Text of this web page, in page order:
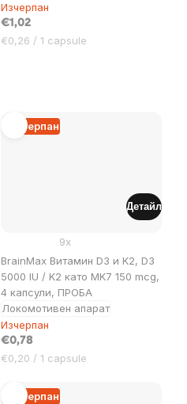
Изчерпан
€1,02
Цена
€0,26 / 1 capsule
Изчерпан
BrainMax Витамин D3 и K2, D3
5000 IU / K2 като MK7 150 mcg,
4 капсули, ПРОБА
Локомотивен апарат
9x
Изчерпан
€0,78
Цена
мярка:
€0,20 / 1 capsule
Детайл
Изчерпан